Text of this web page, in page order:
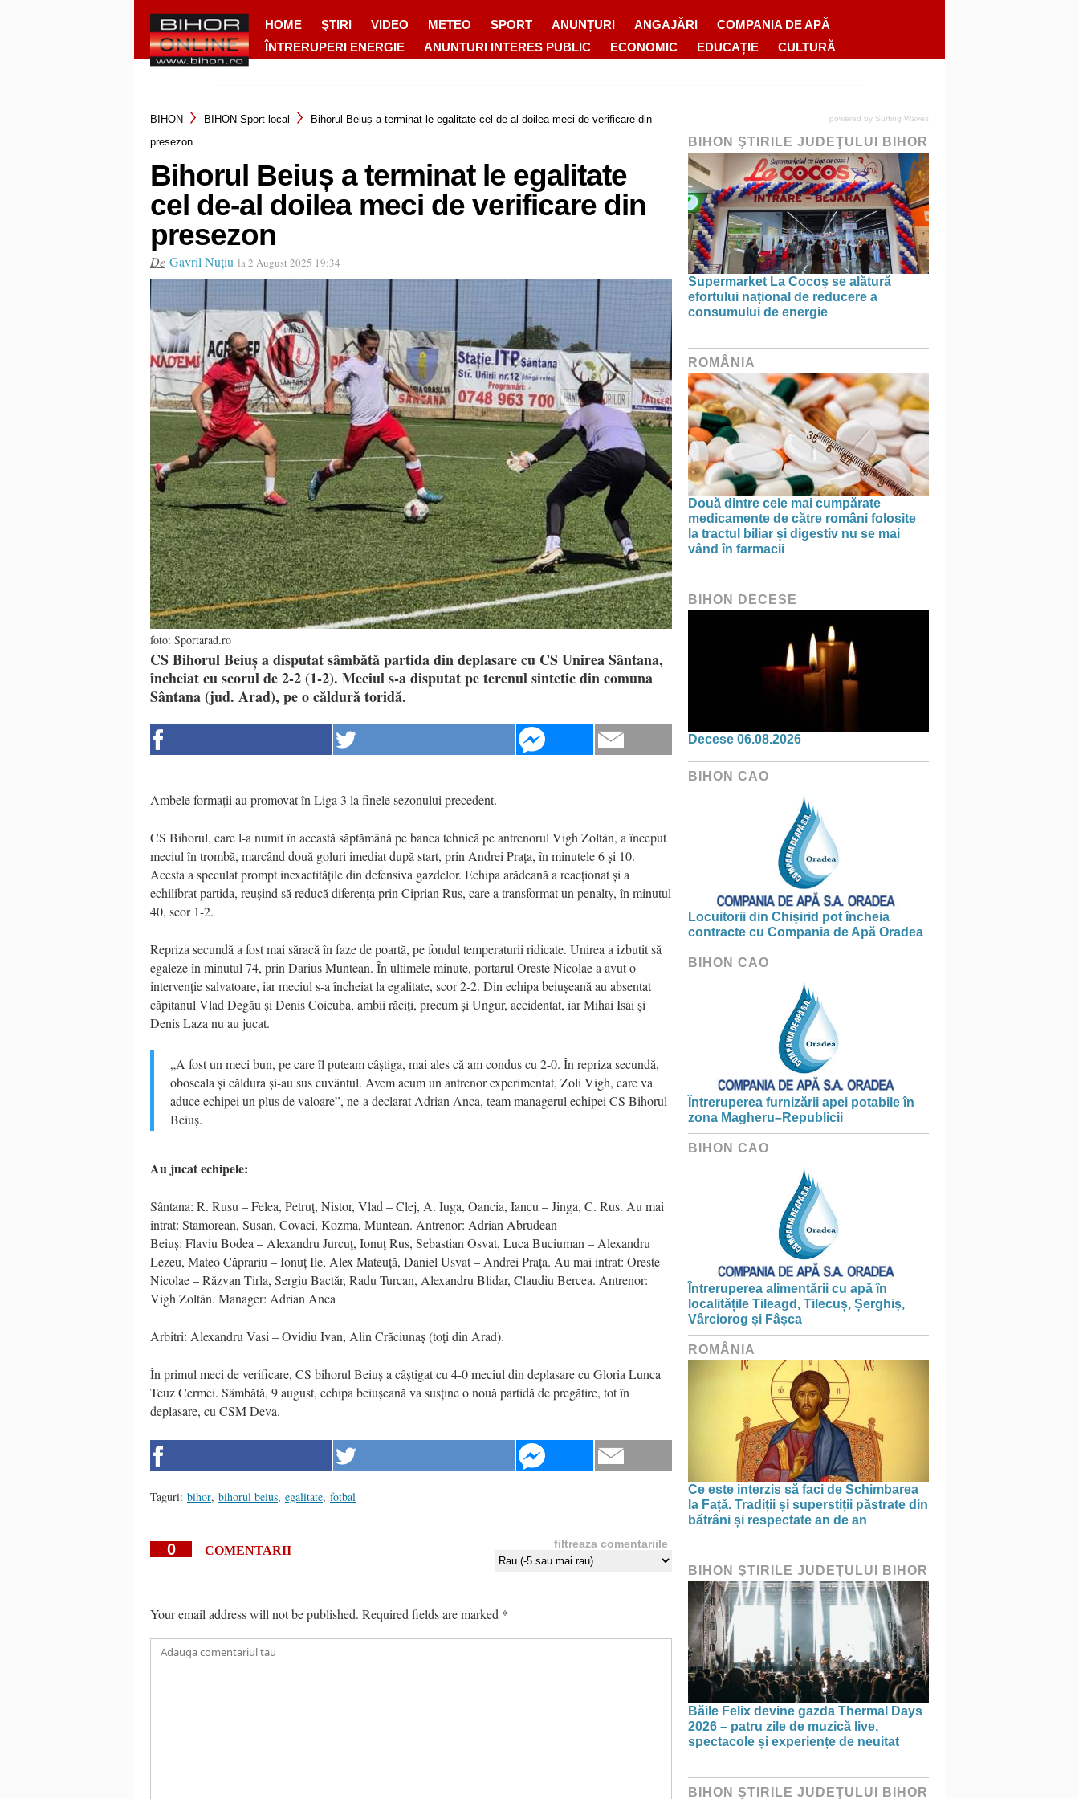
HOME ŞTIRI VIDEO METEO SPORT ANUNȚURI ANGAJĂRI
COMPANIA DE APĂ
ÎNTRERUPERI ENERGIE
ANUNTURI INTERES PUBLIC ECONOMIC EDUCAȚIE CULTURĂ
BIHON BIHON Sport local
Bihorul Beiuș a terminat le egalitate cel de-al doilea meci de verificare din
presezon
Bihorul Beiuș a terminat le egalitate
cel de-al doilea meci de verificare din
presezon
De Gavril Nuțiu la 2 August 2025 19:34
foto: Sportarad.ro
CS Bihorul Beiuș a disputat sâmbătă partida din deplasare cu CS Unirea Sântana,
încheiat cu scorul de 2-2 (1-2). Meciul s-a disputat pe terenul sintetic din comuna
Sântana (jud. Arad), pe o căldură toridă.
Ambele formații au promovat în Liga 3 la finele sezonului precedent.
CS Bihorul, care l-a numit în această săptămână pe banca tehnică pe antrenorul Vigh Zoltán, a început
meciul în trombă, marcând două goluri imediat după start, prin Andrei Prața, în minutele 6 și 10.
Acesta a speculat prompt inexactitățile din defensiva gazdelor. Echipa arădeană a reacționat și a
echilibrat partida, reușind să reducă diferența prin Ciprian Rus, care a transformat un penalty, în minutul
40, scor 1-2.
Repriza secundă a fost mai săracă în faze de poartă, pe fondul temperaturii ridicate. Unirea a izbutit să
egaleze în minutul 74, prin Darius Muntean. În ultimele minute, portarul Oreste Nicolae a avut o
intervenție salvatoare, iar meciul s-a încheiat la egalitate, scor 2-2. Din echipa beiușeană au absentat
căpitanul Vlad Degău și Denis Coicuba, ambii răciți, precum și Ungur, accidentat, iar Mihai Isai și
Denis Laza nu au jucat.
„A fost un meci bun, pe care îl puteam câștiga, mai ales că am condus cu 2-0. În repriza secundă,
oboseala și căldura și-au sus cuvântul. Avem acum un antrenor experimentat, Zoli Vigh, care va
aduce echipei un plus de valoare”, ne-a declarat Adrian Anca, team managerul echipei CS Bihorul
Beiuș.
Au jucat echipele:
Sântana: R. Rusu – Felea, Petruț, Nistor, Vlad – Clej, A. Iuga, Oancia, Iancu – Jinga, C. Rus. Au mai
intrat: Stamorean, Susan, Covaci, Kozma, Muntean. Antrenor: Adrian Abrudean
Beiuș: Flaviu Bodea – Alexandru Jurcuț, Ionuț Rus, Sebastian Osvat, Luca Buciuman – Alexandru
Lezeu, Mateo Căprariu – Ionuț Ile, Alex Mateuță, Daniel Usvat – Andrei Prața. Au mai intrat: Oreste
Nicolae – Răzvan Tirla, Sergiu Bactăr, Radu Turcan, Alexandru Blidar, Claudiu Bercea. Antrenor:
Vigh Zoltán. Manager: Adrian Anca
Arbitri: Alexandru Vasi – Ovidiu Ivan, Alin Crăciunaș (toți din Arad).
În primul meci de verificare, CS bihorul Beiuș a câștigat cu 4-0 meciul din deplasare cu Gloria Lunca
Teuz Cermei. Sâmbătă, 9 august, echipa beiușeană va susține o nouă partidă de pregătire, tot în
deplasare, cu CSM Deva.
Taguri: bihor, bihorul beius, egalitate, fotbal
0 COMENTARII filtreaza comentariile
Your email address will not be published. Required fields are marked *
powered by Surfing Waves
BIHON ŞTIRILE JUDEŢULUI BIHOR
Supermarket La Cocoș se alătură
efortului național de reducere a
consumului de energie
ROMÂNIA
Două dintre cele mai cumpărate
medicamente de către români folosite
la tractul biliar și digestiv nu se mai
vând în farmacii
BIHON DECESE
Decese 06.08.2026
BIHON CAO
Locuitorii din Chișirid pot încheia
contracte cu Compania de Apă Oradea
BIHON CAO
Întreruperea furnizării apei potabile în
zona Magheru–Republicii
BIHON CAO
Întreruperea alimentării cu apă în
localitățile Tileagd, Tilecuș, Șerghiș,
Vârciorog și Fâșca
ROMÂNIA
Ce este interzis să faci de Schimbarea
la Față. Tradiții și superstiții păstrate din
bătrâni și respectate an de an
BIHON ŞTIRILE JUDEŢULUI BIHOR
Băile Felix devine gazda Thermal Days
2026 – patru zile de muzică live,
spectacole și experiențe de neuitat
BIHON ŞTIRILE JUDEŢULUI BIHOR